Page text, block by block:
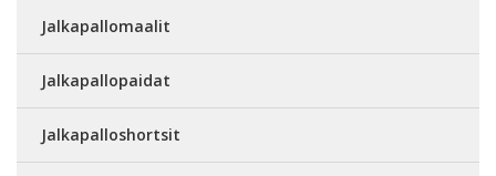
Jalkapallomaalit
Jalkapallopaidat
Jalkapalloshortsit